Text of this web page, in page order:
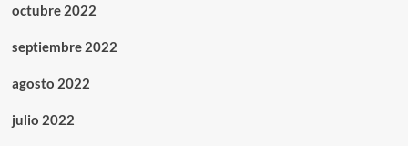
octubre 2022
septiembre 2022
agosto 2022
julio 2022